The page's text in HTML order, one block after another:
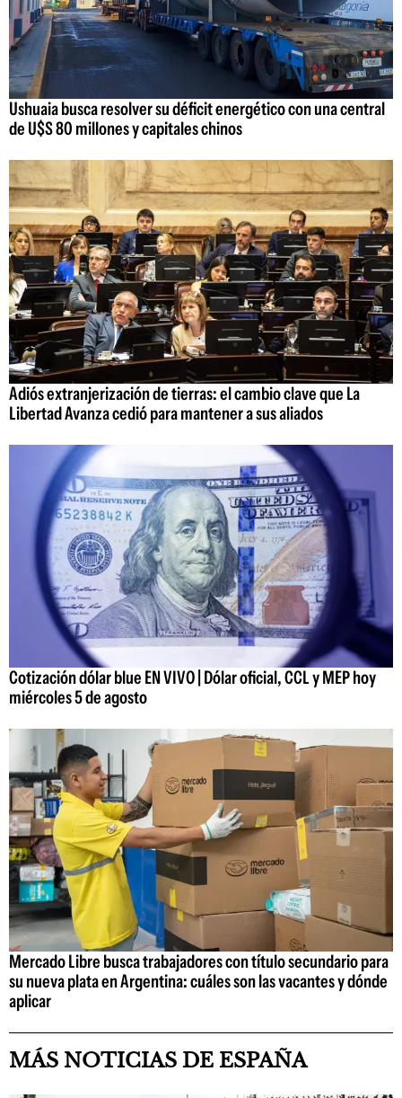
Ushuaia busca resolver su déficit energético con una central
de U$S 80 millones y capitales chinos
Adiós extranjerización de tierras: el cambio clave que La
Libertad Avanza cedió para mantener a sus aliados
Cotización dólar blue EN VIVO | Dólar oficial, CCL y MEP hoy
miércoles 5 de agosto
Mercado Libre busca trabajadores con título secundario para
su nueva plata en Argentina: cuáles son las vacantes y dónde
aplicar
MÁS NOTICIAS DE ESPAÑA